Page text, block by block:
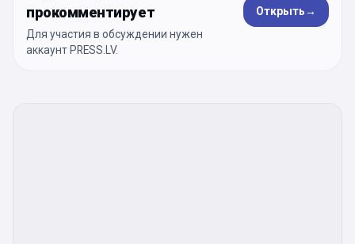
прокомментирует
Для участия в обсуждении нужен
аккаунт PRESS.LV.
Открыть→